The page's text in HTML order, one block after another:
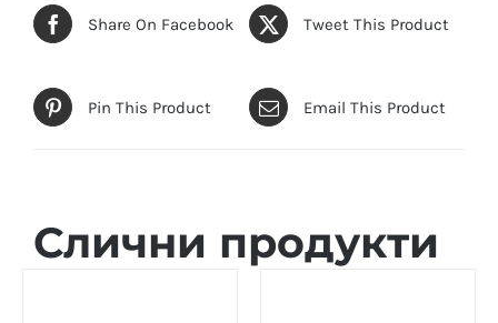
Share On Facebook Tweet This Product
Pin This Product Email This Product
Слични продукти